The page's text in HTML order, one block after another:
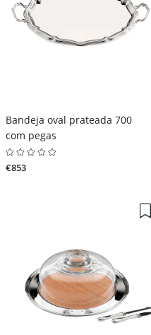
Bandeja oval prateada 700
com pegas
€853